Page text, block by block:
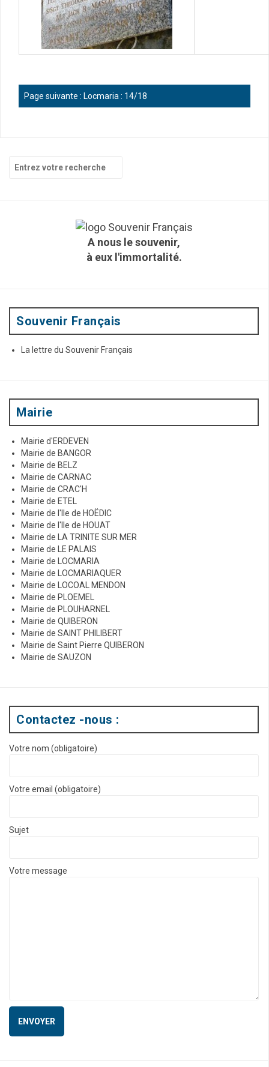
Page suivante : Locmaria : 14/18
r
A nous le souvenir,
à eux l'immortalité.
Souvenir Français
La lettre du Souvenir Français
Mairie
Mairie d'ERDEVEN
Mairie de BANGOR
Mairie de BELZ
Mairie de CARNAC
Mairie de CRAC'H
Mairie de ETEL
Mairie de l'Ile de HOËDIC
Mairie de l'Ile de HOUAT
Mairie de LA TRINITE SUR MER
Mairie de LE PALAIS
Mairie de LOCMARIA
Mairie de LOCMARIAQUER
Mairie de LOCOAL MENDON
Mairie de PLOEMEL
Mairie de PLOUHARNEL
Mairie de QUIBERON
Mairie de SAINT PHILIBERT
Mairie de Saint Pierre QUIBERON
Mairie de SAUZON
Contactez -nous :
Votre nom (obligatoire)
Votre email (obligatoire)
Sujet
Votre message